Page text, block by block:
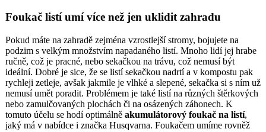
Foukač listí umí více než jen uklidit zahradu
Pokud máte na zahradě zejména vzrostlejší stromy, bojujete na
podzim s velkým množstvím napadaného listí. Mnoho lidí jej hrabe
ručně, což je pracné, nebo sekačkou na trávu, což nemusí být
ideální. Dobré je sice, že se listí sekačkou nadrtí a v kompostu pak
rychleji zetleje, avšak jakmile je vlhké a slepené, sekačka si s ním už
nemusí umět poradit. Problémem je také listí na různých štěrkových
nebo zamulčovaných plochách či na osázených záhonech. K
tomuto účelu se hodí optimálně akumulátorový foukač na listí,
jaký má v nabídce i značka Husqvarna. Foukačem umíme rovněž